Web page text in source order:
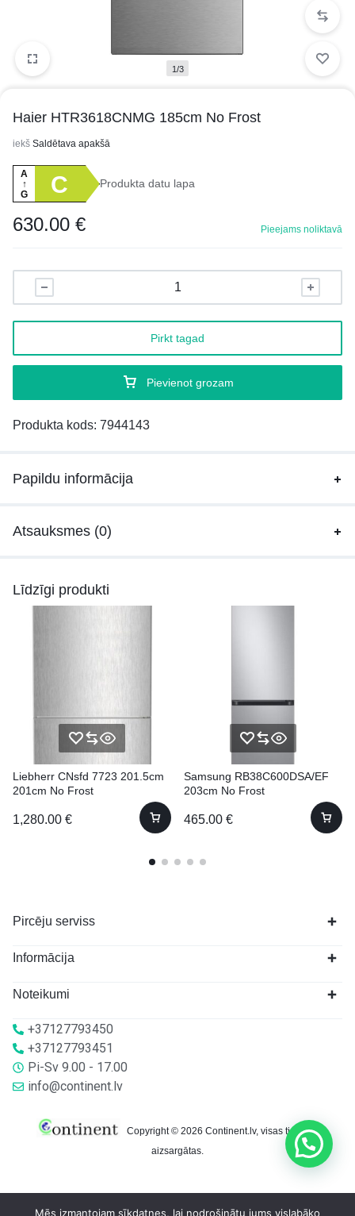
1/3
Haier HTR3618CNMG 185cm No Frost
iekš Saldētava apakšā
A
↑
G
C Produkta datu lapa
630.00 € Pieejams noliktavā
Pievienot grozam
Pirkt tagad
Produkta kods: 7944143
Papildu informācija
Atsauksmes (0)
Līdzīgi produkti
Liebherr CNsfd 7723 201.5cm
201cm No Frost
1,280.00 €
Samsung RB38C600DSA/EF
203cm No Frost
465.00 €
Pircēju serviss
Informācija
Noteikumi
+37127793450
+37127793451
Pi-Sv 9.00 - 17.00
info@continent.lv
Copyright © 2026 Continent.lv, visas tiesības
aizsargātas.
Mēs izmantojam sīkdatnes, lai nodrošinātu jums vislabāko